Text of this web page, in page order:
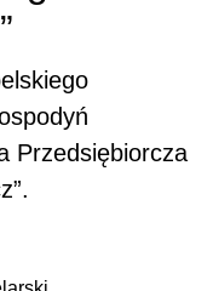
Przedsiębiorcza